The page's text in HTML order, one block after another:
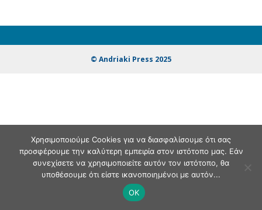
© Andriaki Press 2025
Χρησιμοποιούμε Cookies για να διασφαλίσουμε ότι σας
προσφέρουμε την καλύτερη εμπειρία στον ιστότοπο μας. Εάν
συνεχίσετε να χρησιμοποιείτε αυτόν τον ιστότοπο, θα
υποθέσουμε ότι είστε ικανοποιημένοι με αυτόν...
OK